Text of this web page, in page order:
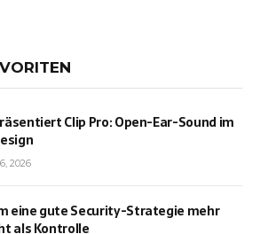
Clip Pro: Open-Ear-Sound im
2026
eine gute Security-Strategie mehr
als Kontrolle